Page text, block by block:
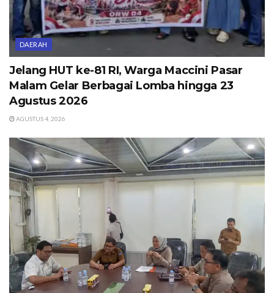
DAERAH
Jelang HUT ke-81 RI, Warga Maccini Pasar
Malam Gelar Berbagai Lomba hingga 23
Agustus 2026
AGUSTUS 4, 2026